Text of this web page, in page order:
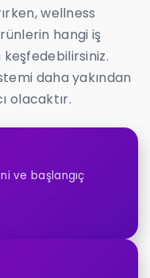
wellness
hangi iş
daha yakından
olacaktır.
ve başlangıç